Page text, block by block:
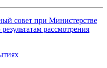
совет при Министерстве
рассмотрения